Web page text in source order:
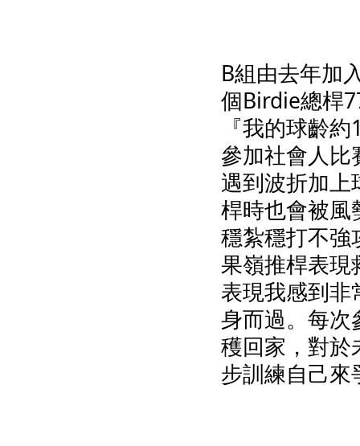
B組由去年加
個Birdie總桿
『我的球齡
參加社會人比
遇到波折加上
桿時也會被風
穩紮穩打不強
果嶺推桿表現
表現我感到
身而過。每次
穫回家，對於
步訓練自己來